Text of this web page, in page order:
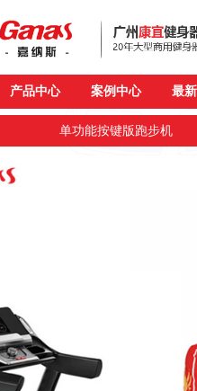
产品中心 案例中心 最
单功能按键版跑步机